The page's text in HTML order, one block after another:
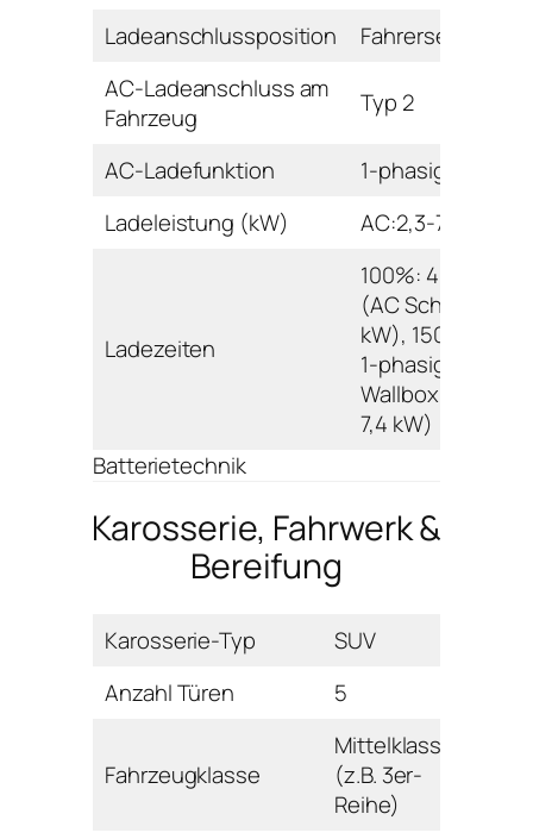
Ladeanschlussposition
Fahrerseite
AC-Ladeanschluss am
Fahrzeug
Typ 2
AC-Ladefunktion
1-phasig
Ladeleistung (kW)
AC:2,3-7,4
Ladezeiten
100%: 495 min.
(AC Schuko 2,3
kW), 150 min. (AC
1-phasig
Wallbox/
7,4 kW)
Batterietechnik
Karosserie, Fahrwerk &
Bereifung
Karosserie-Typ
SUV
Anzahl Türen
5
Fahrzeugklasse
Mittelklasse
(z.B. 3er-
Reihe)